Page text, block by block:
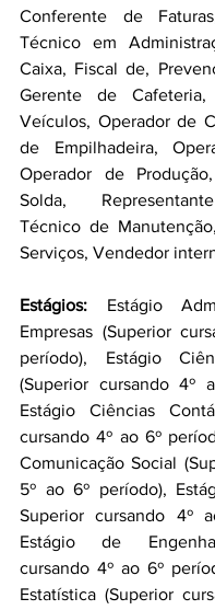
Conferente de
Técnico em
Caixa, Fiscal de,
Gerente de
Veículos, Operador de
de Empilhadeira,
Operador de
Solda,
Técnico de
Serviços, Vendedor
Estágios: Estágio
Empresas (Superior
período), Estágio
(Superior cursando 4º
Estágio Ciências
cursando 4º ao 6º
Comunicação Social
5º ao 6º período),
Superior cursando 4º
Estágio de
cursando 4º ao 6º
Estatística (Superior